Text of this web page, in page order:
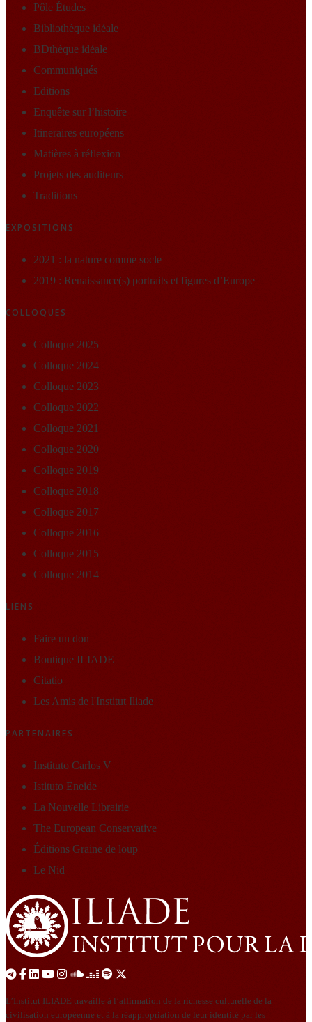
Pôle Études
Bibliothèque idéale
BDthèque idéale
Communiqués
Editions
Enquête sur l’histoire
Itineraires européens
Matières à réflexion
Projets des auditeurs
Traditions
EXPOSITIONS
2021 : la nature comme socle
2019 : Renaissance(s) portraits et figures d’Europe
COLLOQUES
Colloque 2025
Colloque 2024
Colloque 2023
Colloque 2022
Colloque 2021
Colloque 2020
Colloque 2019
Colloque 2018
Colloque 2017
Colloque 2016
Colloque 2015
Colloque 2014
LIENS
Faire un don
Boutique ILIADE
Citatio
Les Amis de l'Institut Iliade
PARTENAIRES
Instituto Carlos V
Istituto Eneide
La Nouvelle Librairie
The European Conservative
Éditions Graine de loup
Le Nid
L’Institut ILIADE travaille à l’affirmation de la richesse culturelle de la
civilisation européenne et à la réappropriation de leur identité par les